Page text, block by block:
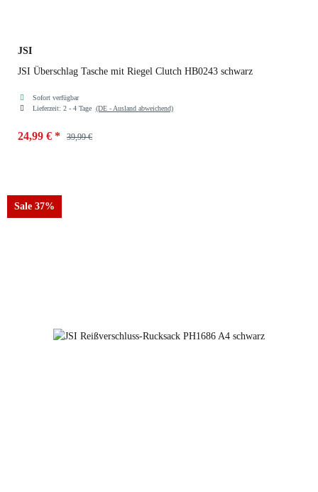
JSI
JSI Überschlag Tasche mit Riegel Clutch HB0243 schwarz
Sofort verfügbar
Lieferzeit: 2 - 4 Tage (DE - Ausland abweichend)
24,99 € * 39,99 €
Sale 37%